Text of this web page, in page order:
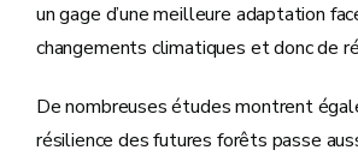
un gage d’une meilleure adaptation
changements climatiques et donc de
De nombreuses études montrent
résilience des futures forêts passe